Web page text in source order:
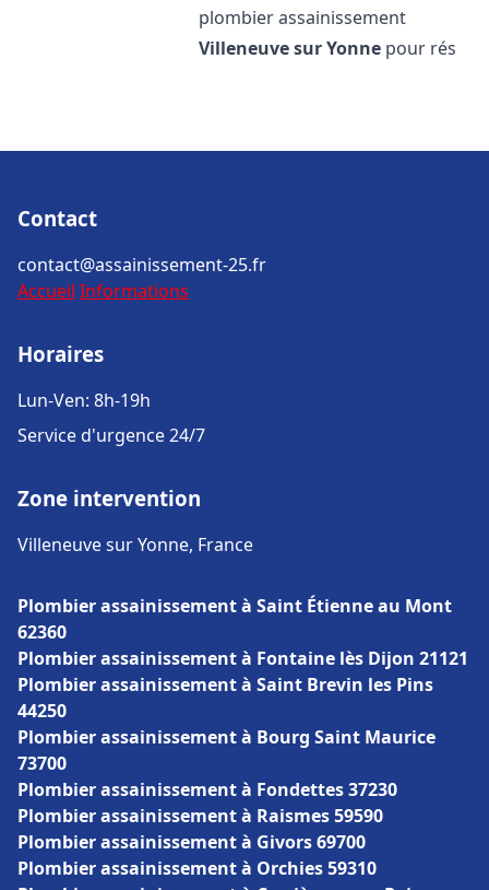
plombier assainissement
Villeneuve sur Yonne pour rés
Contact
contact@assainissement-25.fr
Accueil Informations
Horaires
Lun-Ven: 8h-19h
Service d'urgence 24/7
Zone intervention
Villeneuve sur Yonne, France
Plombier assainissement à Saint Étienne au Mont
62360
Plombier assainissement à Fontaine lès Dijon 21121
Plombier assainissement à Saint Brevin les Pins
44250
Plombier assainissement à Bourg Saint Maurice
73700
Plombier assainissement à Fondettes 37230
Plombier assainissement à Raismes 59590
Plombier assainissement à Givors 69700
Plombier assainissement à Orchies 59310